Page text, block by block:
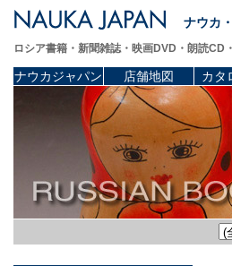
ナウカ
ロシア書籍・新聞雑誌・映画DVD・朗読
ナウカジャパン 店舗地図 カタ